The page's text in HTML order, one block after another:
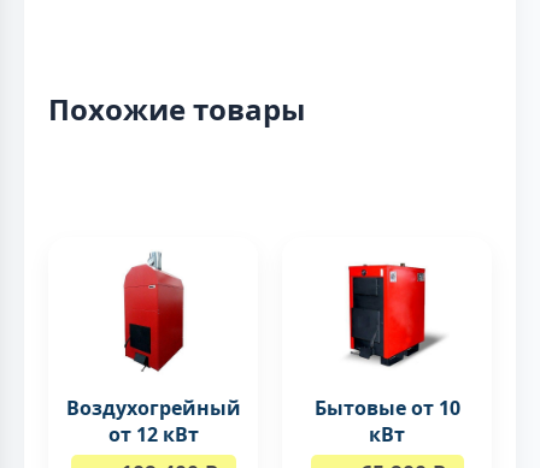
Похожие товары
Воздухогрейный
от 12 кВт
Бытовые от 10
кВт